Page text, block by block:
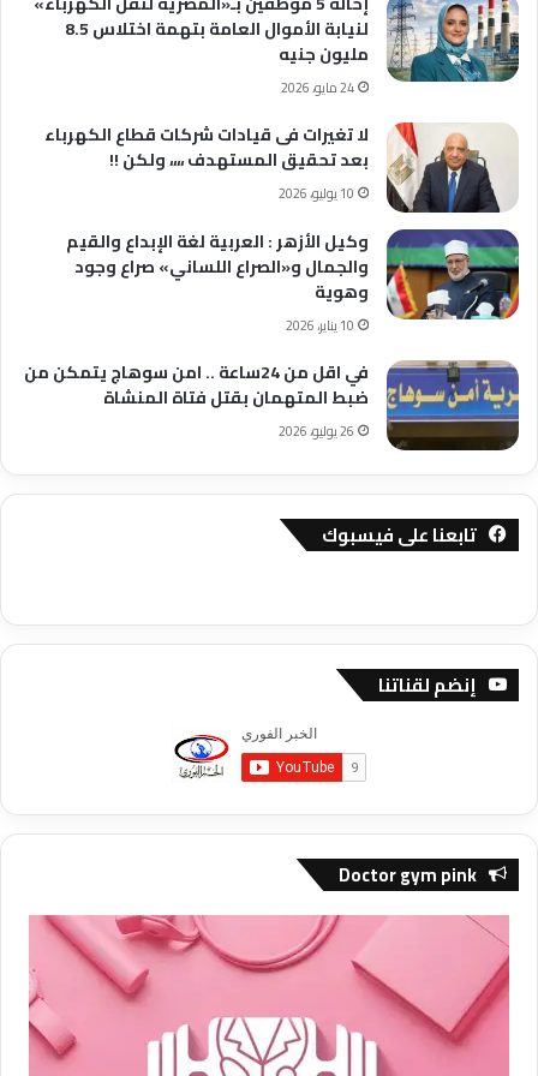
لنيابة الأموال العامة بتهمة اختلاس 8.5
مليون جنيه
24 مايو، 2026
لا تغيرات فى قيادات شركات قطاع الكهرباء
بعد تحقيق المستهدف ،،،، ولكن !!
10 يوليو، 2026
وكيل الأزهر : العربية لغة الإبداع والقيم
والجمال و«الصراع اللساني» صراع وجود
وهوية
10 يناير، 2026
في اقل من 24ساعة .. امن سوهاج يتمكن من
ضبط المتهمان بقتل فتاة المنشاة
26 يوليو، 2026
تابعنا على فيسبوك
إنضم لقناتنا
Doctor gym pink